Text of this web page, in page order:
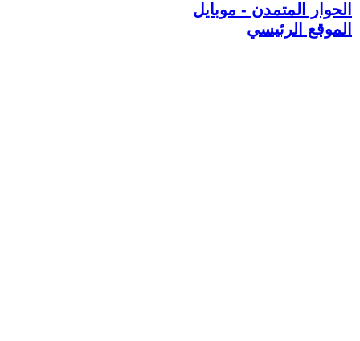
الحوار المتمدن - موبايل
الموقع الرئيسي